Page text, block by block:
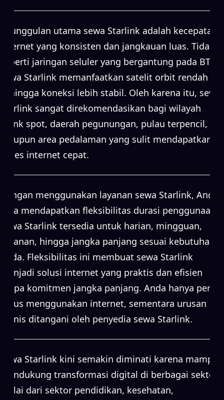
Keunggulan utama sewa Starlink adalah kecepatan
internet yang konsisten dan jangkauan luas. Tidak
seperti jaringan seluler yang bergantung pada BTS,
sewa Starlink memanfaatkan satelit orbit rendah
sehingga koneksi lebih stabil. Oleh karena itu, sewa
Starlink sangat direkomendasikan bagi wilayah
blank spot, daerah pegunungan, pulau terpencil,
maupun area pedalaman yang sulit mendapatkan
akses internet cepat.
Dengan menggunakan layanan sewa Starlink, Anda
juga mendapatkan fleksibilitas durasi penggunaan.
Sewa Starlink tersedia untuk harian, mingguan,
bulanan, hingga jangka panjang sesuai kebutuhan
Anda. Fleksibilitas ini membuat sewa Starlink
menjadi solusi internet yang praktis dan efisien
tanpa komitmen jangka panjang. Anda hanya perlu
fokus menggunakan internet, sementara urusan
teknis ditangani oleh penyedia sewa Starlink.
Sewa Starlink kini semakin diminati karena mampu
mendukung transformasi digital di berbagai sektor.
Mulai dari sektor pendidikan, kesehatan,